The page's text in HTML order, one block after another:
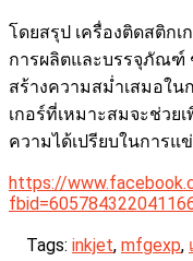
โดยสรุป เครื่องติดสติก
การผลิตและบรรจุภัณฑ์
สร้างความสม่ำเสมอใน
เกอร์ที่เหมาะสมจะช่วย
ความได้เปรียบในการแ
https://
Tags: inkjet, mfgexp,